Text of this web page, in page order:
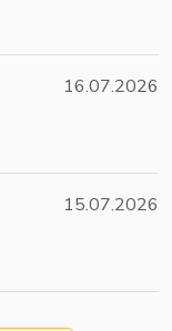
16.07.2026
15.07.2026